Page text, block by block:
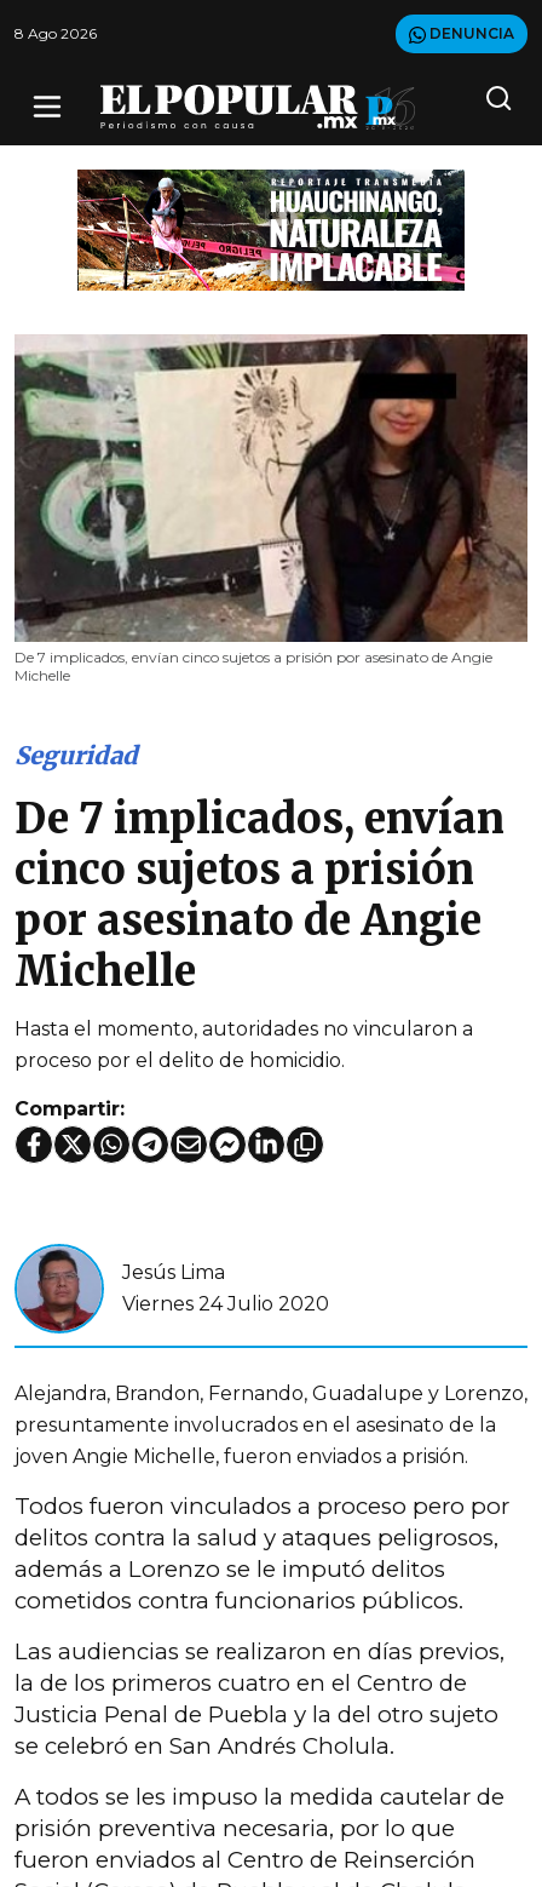
8 Ago 2026 DENUNCIA
De 7 implicados, envían cinco sujetos a prisión por asesinato de Angie
Michelle
Seguridad
De 7 implicados, envían
cinco sujetos a prisión
por asesinato de Angie
Michelle
Hasta el momento, autoridades no vincularon a
proceso por el delito de homicidio.
Compartir:
Jesús Lima
Viernes 24 Julio 2020
Alejandra, Brandon, Fernando, Guadalupe y Lorenzo,
presuntamente involucrados en el asesinato de la
joven Angie Michelle, fueron enviados a prisión.
Todos fueron vinculados a proceso pero por
delitos contra la salud y ataques peligrosos,
además a Lorenzo se le imputó delitos
cometidos contra funcionarios públicos.
Las audiencias se realizaron en días previos,
la de los primeros cuatro en el Centro de
Justicia Penal de Puebla y la del otro sujeto
se celebró en San Andrés Cholula.
A todos se les impuso la medida cautelar de
prisión preventiva necesaria, por lo que
fueron enviados al Centro de Reinserción